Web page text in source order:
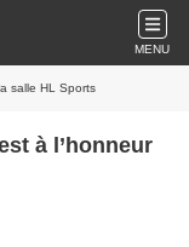
MENU
salle HL Sports
à l’honneur